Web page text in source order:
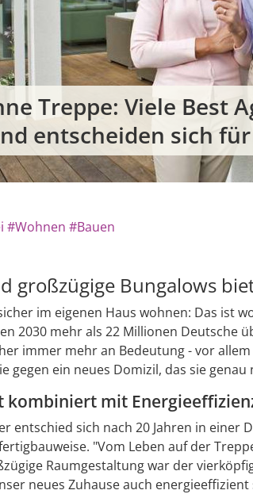
Treppe: Viele Best
entscheiden sich
#Wohnen #Bauen
großzügige Bungalows
im eigenen Haus wohnen: Das ist
2030 mehr als 22 Millionen Deutsche
immer mehr an Bedeutung - vor
gegen ein neues Domizil, das sie
kombiniert mit
entschied sich nach 20 Jahren in
"Vom Leben auf der
Raumgestaltung war der
neues Zuhause auch